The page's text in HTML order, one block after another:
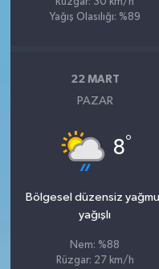
Rüzgar: 30 km/h
Yağış Olasılığı: %89
22 MART
PAZAR
8°
Bölgesel düzensiz
yağışlı
Nem: %88
Rüzgar: 27 km/h